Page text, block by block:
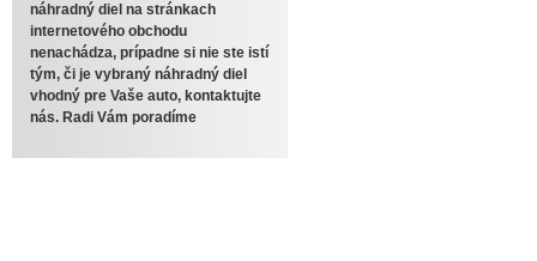
náhradný diel na stránkach
internetového obchodu
nenachádza, prípadne si nie ste istí
tým, či je vybraný náhradný diel
vhodný pre Vaše auto, kontaktujte
nás. Radi Vám poradíme